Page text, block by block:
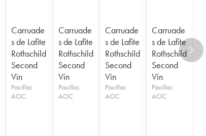
Carruade
s de Lafite
Rothschild
Second
Vin
Pauillac
AOC
Carruade
s de Lafite
Rothschild
Second
Vin
Pauillac
AOC
Carruade
s de Lafite
Rothschild
Second
Vin
Pauillac
AOC
Carruade
s de Lafite
Rothschild
Second
Vin
Pauillac
AOC